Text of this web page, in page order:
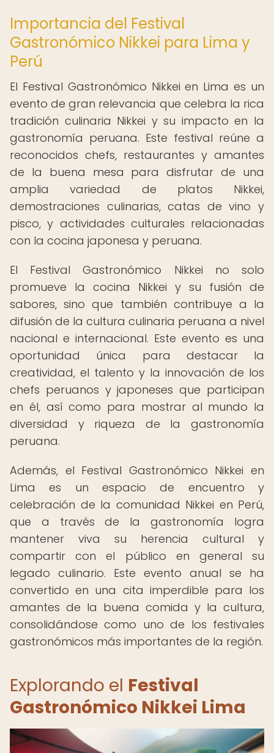
Importancia del Festival
Gastronómico Nikkei para Lima y
Perú
El Festival Gastronómico Nikkei en Lima es un
evento de gran relevancia que celebra la rica
tradición culinaria Nikkei y su impacto en la
gastronomía peruana. Este festival reúne a
reconocidos chefs, restaurantes y amantes
de la buena mesa para disfrutar de una
amplia variedad de platos Nikkei,
demostraciones culinarias, catas de vino y
pisco, y actividades culturales relacionadas
con la cocina japonesa y peruana.
El Festival Gastronómico Nikkei no solo
promueve la cocina Nikkei y su fusión de
sabores, sino que también contribuye a la
difusión de la cultura culinaria peruana a nivel
nacional e internacional. Este evento es una
oportunidad única para destacar la
creatividad, el talento y la innovación de los
chefs peruanos y japoneses que participan
en él, así como para mostrar al mundo la
diversidad y riqueza de la gastronomía
peruana.
Además, el Festival Gastronómico Nikkei en
Lima es un espacio de encuentro y
celebración de la comunidad Nikkei en Perú,
que a través de la gastronomía logra
mantener viva su herencia cultural y
compartir con el público en general su
legado culinario. Este evento anual se ha
convertido en una cita imperdible para los
amantes de la buena comida y la cultura,
consolidándose como uno de los festivales
gastronómicos más importantes de la región.
Explorando el Festival
Gastronómico Nikkei Lima